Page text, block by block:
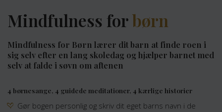
Mindfulness forbørn
Mindfulness for Børn lærer dit barn at finde roen i
sig selv efter en lang skoledag og hjælper barnet med
selv at falde i søvn om aftenen
4 børnesange, 4 guidede meditationer, 4 kærlige historier
Gør bogen personlig og skriv dit eget barns navn i de